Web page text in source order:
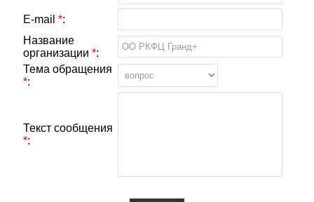
E-mail *:
Название
организации *:
Тема обращения
*:
Текст сообщения
*: